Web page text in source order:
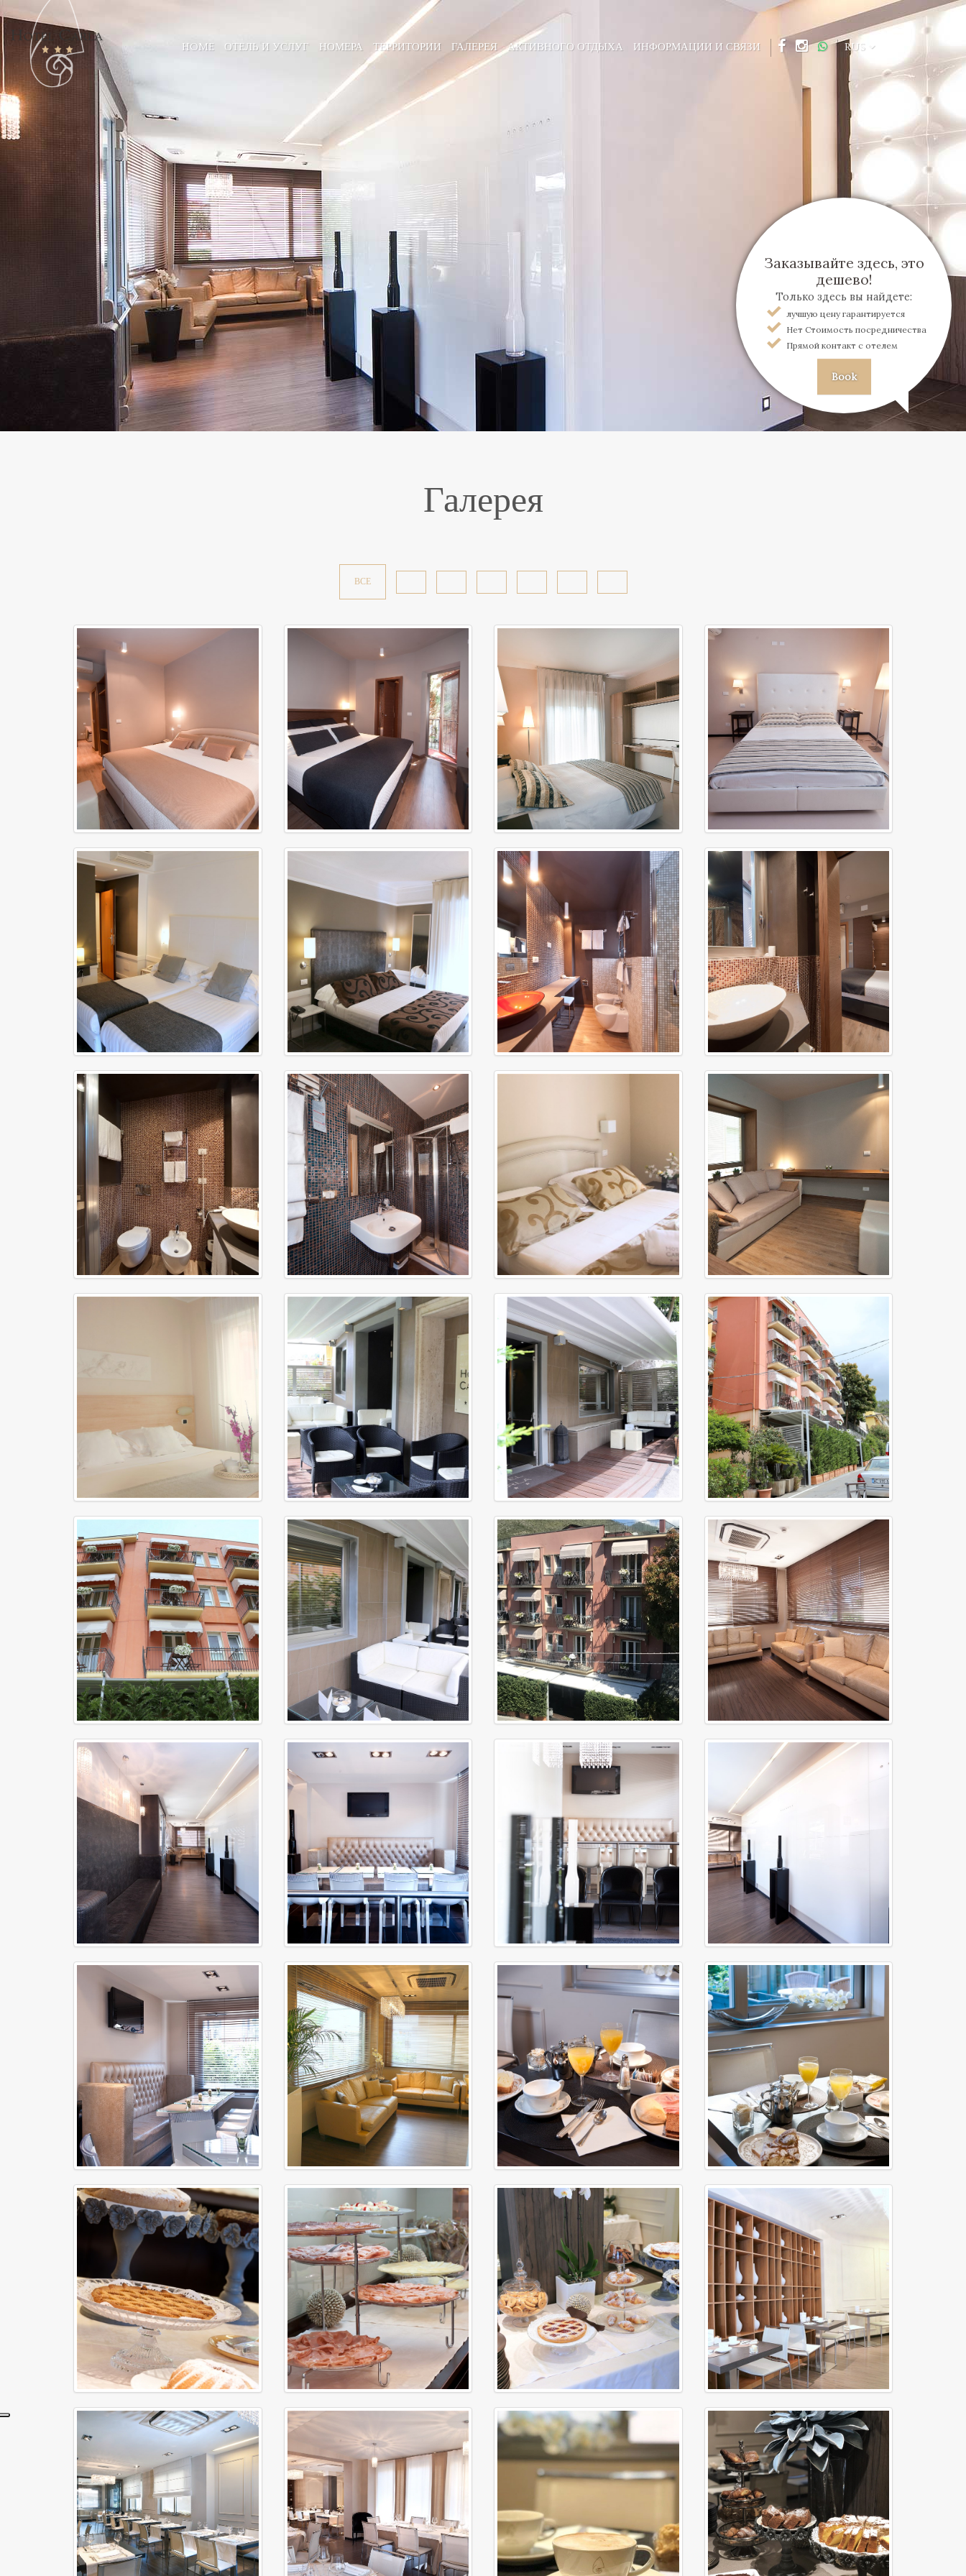
HOME ОТЕЛЬ И УСЛУГ НОМЕРА ТЕРРИТОРИИ ГАЛЕРЕЯ АКТИВНОГО ОТДЫХА ИНФОРМАЦИИ И СВЯЗИ RUS
Заказывайте здесь, это
дешево!
Только здесь вы найдете:
лучшую цену гарантируется
Нет Стоимость посредничества
Прямой контакт с отелем
Book
Галерея
ВСЕ